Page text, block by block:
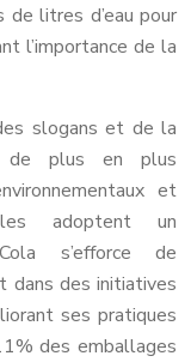
litres d’eau pour
l’importance de la
slogans et de la
de plus en plus
et
adoptent un
s’efforce de
dans des initiatives
ses pratiques
des emballages